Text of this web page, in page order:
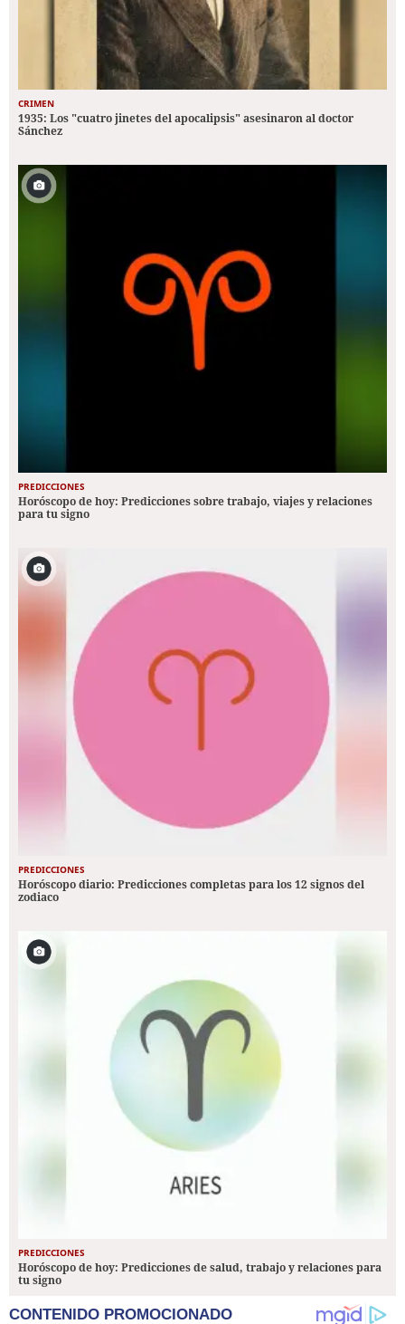
CRIMEN
1935: Los "cuatro jinetes del apocalipsis" asesinaron al doctor
Sánchez
PREDICCIONES
Horóscopo de hoy: Predicciones sobre trabajo, viajes y relaciones
para tu signo
PREDICCIONES
Horóscopo diario: Predicciones completas para los 12 signos del
zodiaco
PREDICCIONES
Horóscopo de hoy: Predicciones de salud, trabajo y relaciones para
tu signo
CONTENIDO PROMOCIONADO